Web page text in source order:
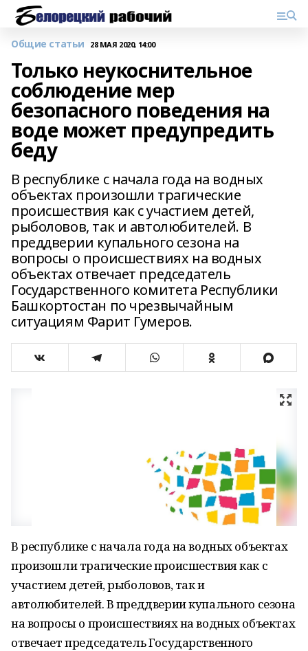
Общие статьи 28 МАЯ 2020, 14:00
Только неукоснительное
соблюдение мер
безопасного поведения на
воде может предупредить
беду
В республике с начала года на водных
объектах произошли трагические
происшествия как с участием детей,
рыболовов, так и автолюбителей. В
преддверии купального сезона на
вопросы о происшествиях на водных
объектах отвечает председатель
Государственного комитета Республики
Башкортостан по чрезвычайным
ситуациям Фарит Гумеров.
В республике с начала года на водных объектах
произошли трагические происшествия как с
участием детей, рыболовов, так и
автолюбителей. В преддверии купального сезона
на вопросы о происшествиях на водных объектах
отвечает председатель Государственного